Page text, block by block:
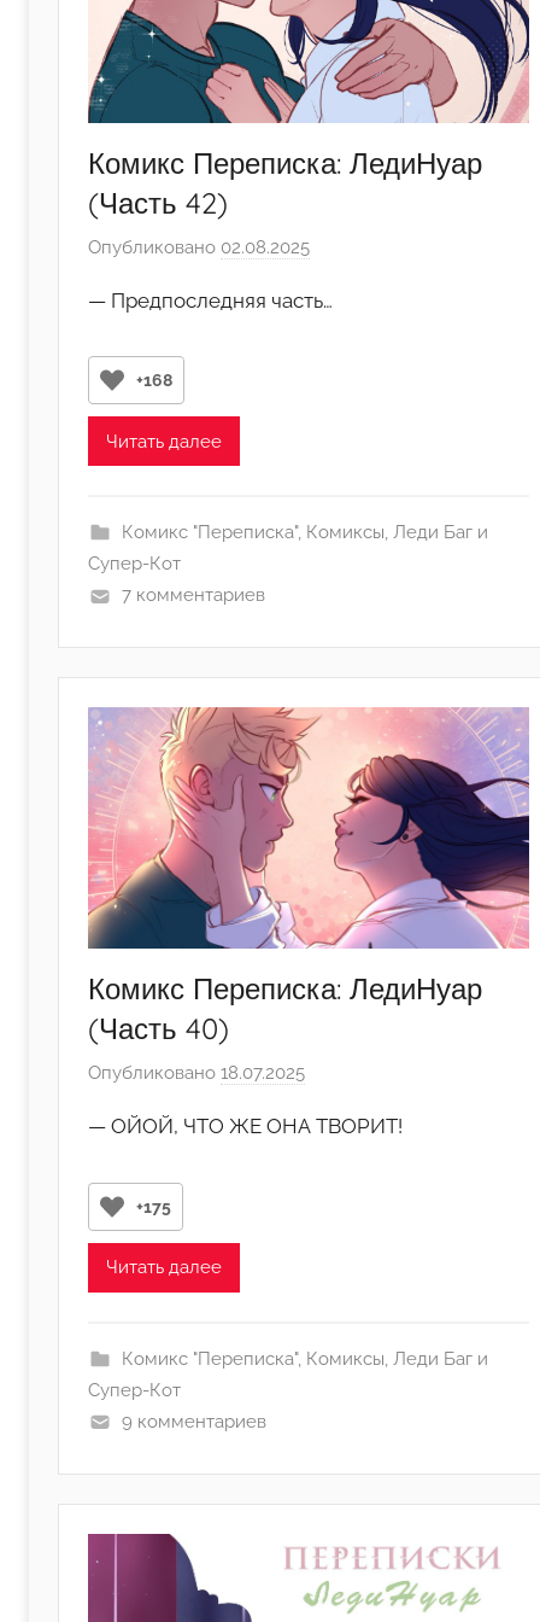
Комикс Переписка: ЛедиНуар
(Часть 42)
Опубликовано 02.08.2025
т
l
— Предпоследняя часть…
+168
Читать далее
Комикс "Переписка", Комиксы, Леди Баг и
Супер-Кот
7 комментариев
Комикс Переписка: ЛедиНуар
(Часть 40)
Опубликовано 18.07.2025
т
l
a
— ОЙОЙ, ЧТО ЖЕ ОНА ТВОРИТ!
+175
Читать далее
Комикс "Переписка", Комиксы Леди Баг и
Супер-Кот
9 комментариев